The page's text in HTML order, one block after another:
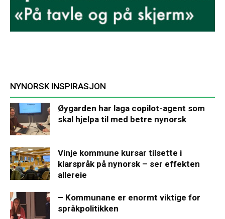
NYNORSK INSPIRASJON
Øygarden har laga copilot-agent som
skal hjelpa til med betre nynorsk
Vinje kommune kursar tilsette i
klarspråk på nynorsk – ser effekten
allereie
– Kommunane er enormt viktige for
språkpolitikken